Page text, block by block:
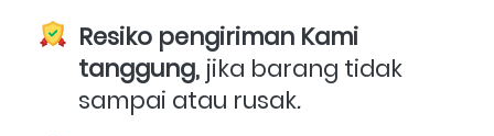
Resiko pengiriman Kami
tanggung, jika barang tidak
sampai atau rusak.